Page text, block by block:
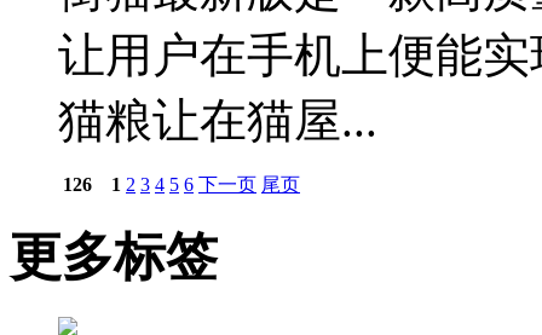
让用户在手机上便能
猫粮让在猫屋...
126 1 2 3 4 5 6 下一页 尾页
更多标签